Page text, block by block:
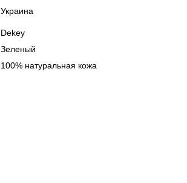
Украина
Dekey
Зеленый
100% натуральная кожа